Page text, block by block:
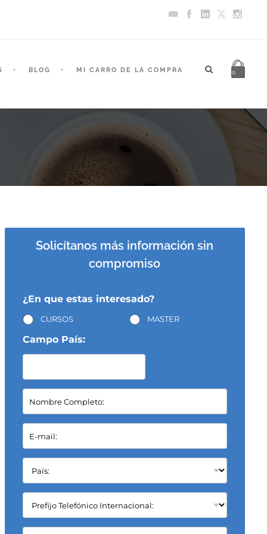
BLOG MI CARRO DE LA COMPRA 0
Solicítanos más información sin
compromiso
¿En que estas interesado?
CURSOS MASTER
Campo País:
N
m
b
e
C
m
p
e
t
E
m
a
l
*
P
í
s
*
C
m
p